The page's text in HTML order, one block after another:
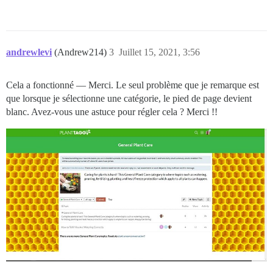
andrewlevi (Andrew214) Juillet 15, 2021, 3:56
3
Cela a fonctionné — Merci. Le seul problème que je remarque est
que lorsque je sélectionne une catégorie, le pied de page devient
blanc. Avez-vous une astuce pour régler cela ? Merci !!